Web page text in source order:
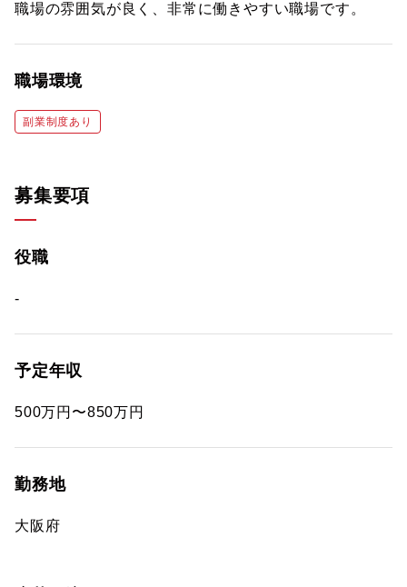
職場の雰囲気が良く、非常に働きやすい職場です。
職場環境
副業制度あり
募集要項
役職
-
予定年収
500万円〜850万円
勤務地
大阪府